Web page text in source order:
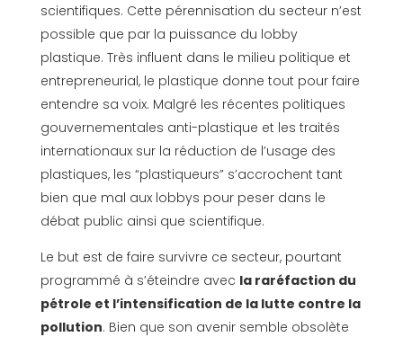
scientifiques. Cette pérennisation du secteur n’est
possible que par la puissance du lobby
plastique. Très influent dans le milieu politique et
entrepreneurial, le plastique donne tout pour faire
entendre sa voix. Malgré les récentes politiques
gouvernementales anti-plastique et les traités
internationaux sur la réduction de l’usage des
plastiques, les “plastiqueurs” s’accrochent tant
bien que mal aux lobbys pour peser dans le
débat public ainsi que scientifique.
Le but est de faire survivre ce secteur, pourtant
programmé à s’éteindre avec la raréfaction du
pétrole et l’intensification de la lutte contre la
pollution. Bien que son avenir semble obsolète